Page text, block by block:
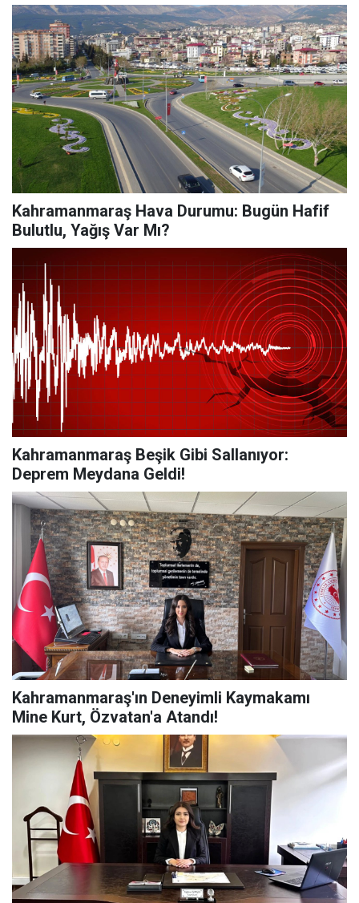
Kahramanmaraş Hava Durumu: Bugün Hafif
Bulutlu, Yağış Var Mı?
Kahramanmaraş Beşik Gibi Sallanıyor:
Deprem Meydana Geldi!
Kahramanmaraş'ın Deneyimli Kaymakamı
Mine Kurt, Özvatan'a Atandı!